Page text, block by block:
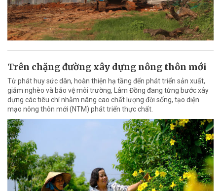
Trên chặng đường xây dựng nông thôn mới
Từ phát huy sức dân, hoàn thiện hạ tầng đến phát triển sản xuất,
giảm nghèo và bảo vệ môi trường, Lâm Đồng đang từng bước xây
dựng các tiêu chí nhằm nâng cao chất lượng đời sống, tạo diện
mạo nông thôn mới (NTM) phát triển thực chất.